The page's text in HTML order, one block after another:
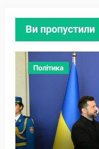
Ви пропустили
Політика